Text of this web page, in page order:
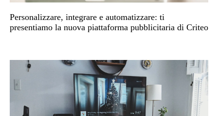
Personalizzare, integrare e automatizzare: ti
presentiamo la nuova piattaforma pubblicitaria di Criteo